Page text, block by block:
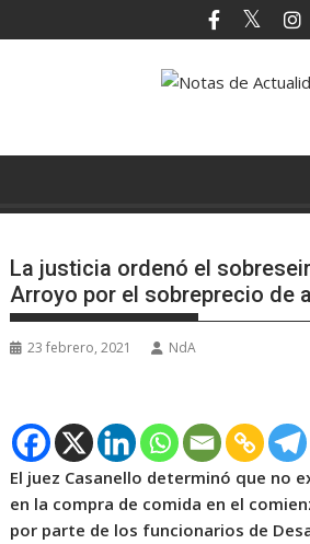
al
La justicia ordenó el
Arroyo por el sobreprecio de
23 febrero, 2021 NdA
El juez Casanello determinó que no
en la compra de comida en el
por parte de los funcionarios de